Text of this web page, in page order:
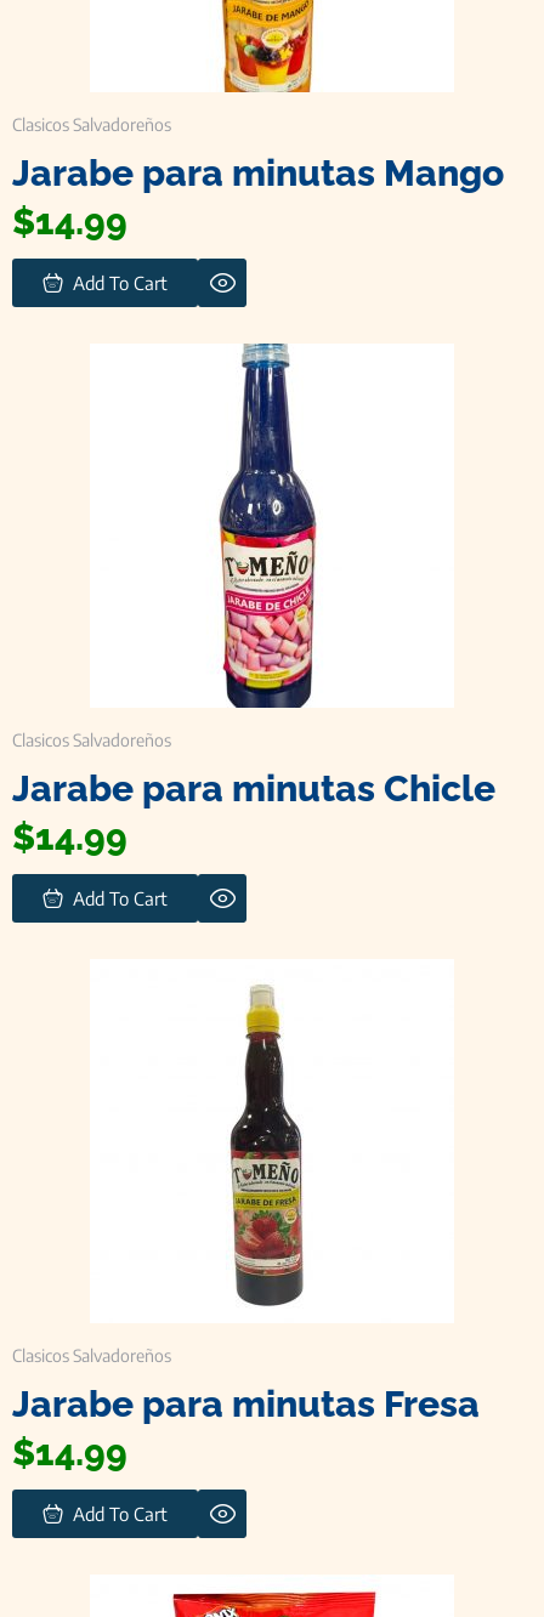
Clasicos Salvadoreños
Jarabe para minutas Mango
$14.99
Add To Cart
Clasicos Salvadoreños
Jarabe para minutas Chicle
$14.99
Add To Cart
Clasicos Salvadoreños
Jarabe para minutas Fresa
$14.99
Add To Cart